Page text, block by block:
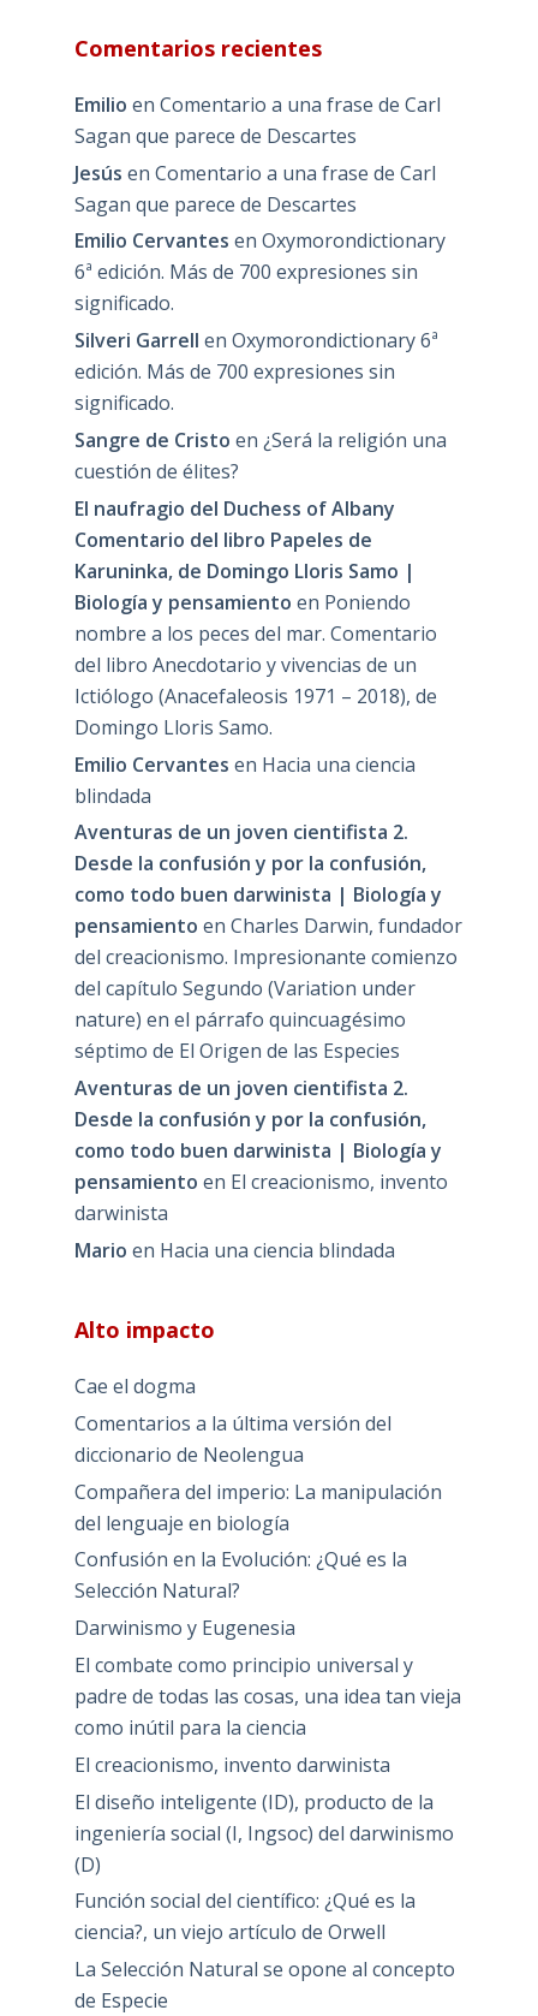
Comentarios recientes
Emilio en Comentario a una frase de Carl
Sagan que parece de Descartes
Jesús en Comentario a una frase de Carl
Sagan que parece de Descartes
Emilio Cervantes en Oxymorondictionary
6ª edición. Más de 700 expresiones sin
significado.
Silveri Garrell en Oxymorondictionary 6ª
edición. Más de 700 expresiones sin
significado.
Sangre de Cristo en ¿Será la religión una
cuestión de élites?
El naufragio del Duchess of Albany
Comentario del libro Papeles de
Karuninka, de Domingo Lloris Samo |
Biología y pensamiento en Poniendo
nombre a los peces del mar. Comentario
del libro Anecdotario y vivencias de un
Ictiólogo (Anacefaleosis 1971 – 2018), de
Domingo Lloris Samo.
Emilio Cervantes en Hacia una ciencia
blindada
Aventuras de un joven cientifista 2.
Desde la confusión y por la confusión,
como todo buen darwinista | Biología y
pensamiento en Charles Darwin, fundador
del creacionismo. Impresionante comienzo
del capítulo Segundo (Variation under
nature) en el párrafo quincuagésimo
séptimo de El Origen de las Especies
Aventuras de un joven cientifista 2.
Desde la confusión y por la confusión,
como todo buen darwinista | Biología y
pensamiento en El creacionismo, invento
darwinista
Mario en Hacia una ciencia blindada
Alto impacto
Cae el dogma
Comentarios a la última versión del
diccionario de Neolengua
Compañera del imperio: La manipulación
del lenguaje en biología
Confusión en la Evolución: ¿Qué es la
Selección Natural?
Darwinismo y Eugenesia
El combate como principio universal y
padre de todas las cosas, una idea tan vieja
como inútil para la ciencia
El creacionismo, invento darwinista
El diseño inteligente (ID), producto de la
ingeniería social (I, Ingsoc) del darwinismo
(D)
Función social del científico: ¿Qué es la
ciencia?, un viejo artículo de Orwell
La Selección Natural se opone al concepto
de Especie